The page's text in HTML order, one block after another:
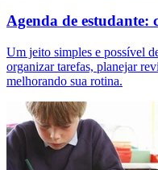
Agenda de estudante:
Um jeito simples e possível
organizar tarefas, planejar
melhorando sua rotina.